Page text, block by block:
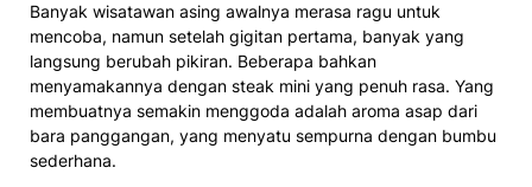
Banyak wisatawan asing awalnya merasa ragu untuk
mencoba, namun setelah gigitan pertama, banyak yang
langsung berubah pikiran. Beberapa bahkan
menyamakannya dengan steak mini yang penuh rasa. Yang
membuatnya semakin menggoda adalah aroma asap dari
bara panggangan, yang menyatu sempurna dengan bumbu
sederhana.